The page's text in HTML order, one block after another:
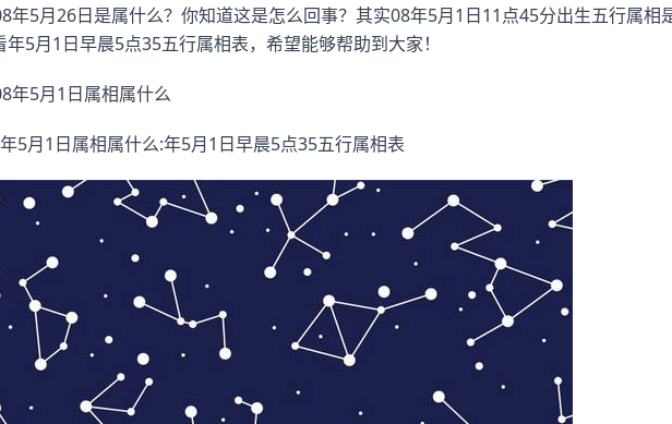
年5月26日是属什么？你知道这是怎么回事？其实08年5月1日11点45分出生五行属相
年5月1日早晨5点35五行属相表，希望能够帮助到大家！
年5月1日属相属什么
5月1日属相属什么:年5月1日早晨5点35五行属相表